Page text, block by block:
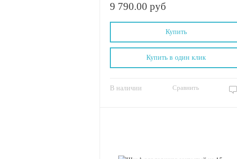
9 790.00 руб
Купить
В наличии Сравнить
Купить в один клик